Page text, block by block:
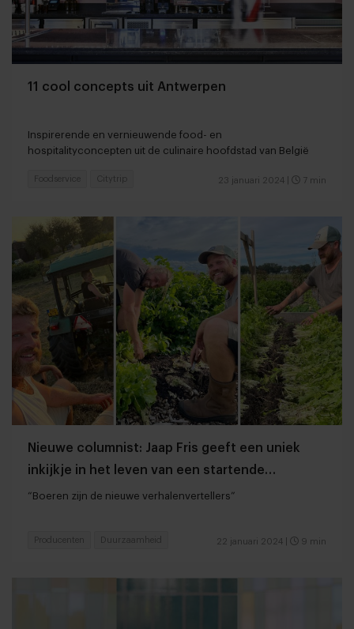
11 cool concepts uit Antwerpen
Inspirerende en vernieuwende food- en
hospitalityconcepten uit de culinaire hoofdstad van België
23 januari 2024 7 min
Foodservice Citytrip
Nieuwe columnist: Jaap Fris geeft een uniek
inkijkje in het leven van een startende
regeneratieve boer
“Boeren zijn de nieuwe verhalenvertellers”
22 januari 2024 9 min
Producenten Duurzaamheid